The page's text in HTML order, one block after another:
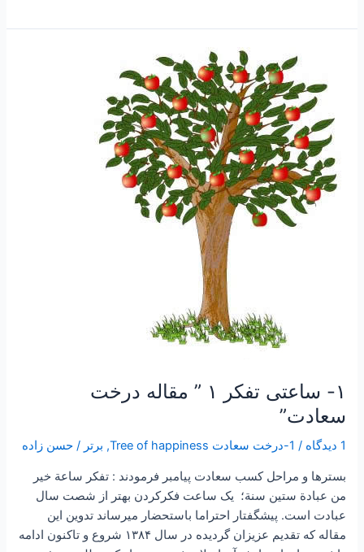
۱- ساعتی تفکر ۱ ” مقاله درخت
سعادت”
1 دیدگاه / 1-درخت سعادت Tree of happiness , برتر /حسن زاده
بسترها و مراحل كسب سعادت پیامبر فرمودند : تفكر ساعة خير
من عبادة ستين سنة؛ یک ساعت فکرکردن بهتر از شصت سال
عبادت است. پیشگفتار احتراما باستحضار میرساند تدوین این
مقاله که تقدیم عزیزان گردیده در سال ۱۳۸۴ شروع و تاکنون ادامه
تفکر
مقاله
درخت
سعادت”